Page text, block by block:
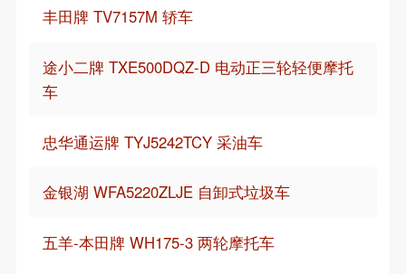
丰田牌 TV7157M 轿车
途小二牌 TXE500DQZ-D 电动正三轮轻便摩托
车
忠华通运牌 TYJ5242TCY 采油车
金银湖 WFA5220ZLJE 自卸式垃圾车
五羊-本田牌 WH175-3 两轮摩托车